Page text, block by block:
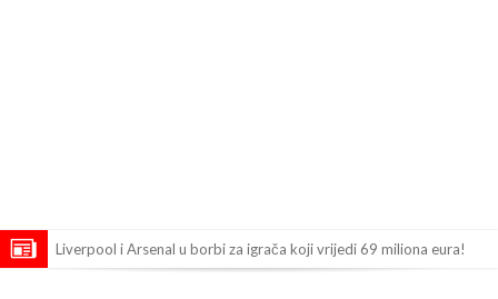
Liverpool i Arsenal u borbi za igrača koji vrijedi 69 miliona eura!